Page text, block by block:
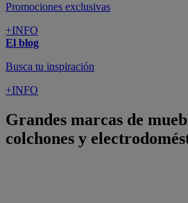
Promociones exclusivas
+INFO
El blog
Busca tu inspiración
+INFO
Grandes marcas de
colchones y